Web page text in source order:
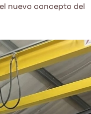
nuevo concepto del